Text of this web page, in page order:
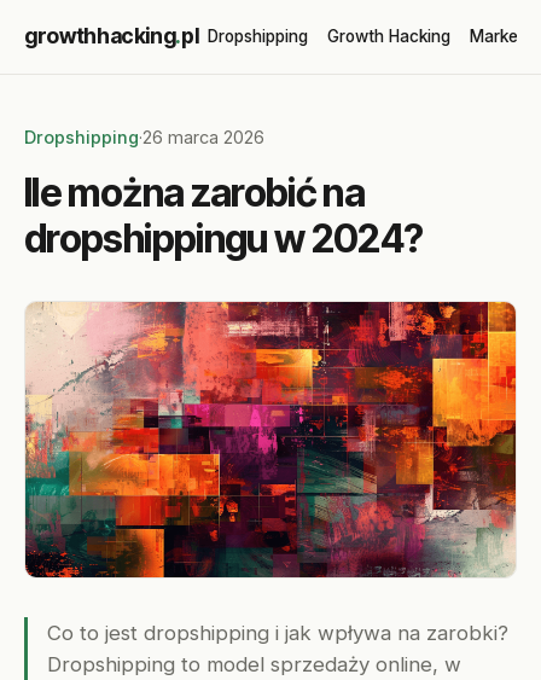
growthhacking.pl Dropshipping Growth Hacking
Dropshipping·26 marca 2026
Ile można zarobić na
dropshippingu w 2024?
Co to jest dropshipping i jak wpływa na zarobki?
Dropshipping to model sprzedaży online, w